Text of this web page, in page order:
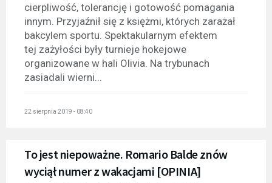
cierpliwość, tolerancję i gotowość pomagania
innym. Przyjaźnił się z księżmi, których zarażał
bakcylem sportu. Spektakularnym efektem
tej zażyłości były turnieje hokejowe
organizowane w hali Olivia. Na trybunach
zasiadali wierni...
22 sierpnia 2019 - 08:40
To jest niepoważne. Romario Balde znów
wyciął numer z wakacjami [OPINIA]